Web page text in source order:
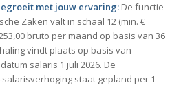
met jouw ervaring:De functie
Zaken valt in schaal 12 (min. €
bruto per maand op basis van 36
vindt plaats op basis van
salaris 1 juli 2026. De
staat gepland per 1